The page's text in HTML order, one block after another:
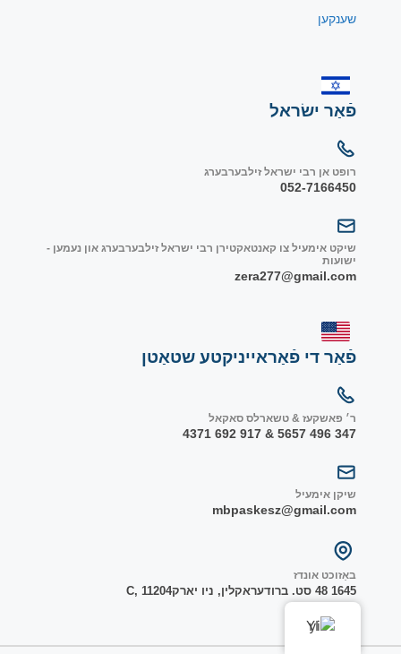
שענקען
פֿאַר ישׂראל
רופט אן רבי ישראל זילבערבערג
052-7166450
שיקט אימעיל צו קאנטאקטירן רבי ישראל זילבערבערג און נעמען -
ישועות
zera277@gmail.com
פֿאַר די פֿאַראייניקטע שטאַטן
ר׳ פאשקעז & טשארלס סאקאל
347 496 5657 & 917 692 4371
שיקן אימעיל
mbpaskesz@gmail.com
באַזוכט אונדז
1645 48 סט. ברודער אקלין, ניו יארק C, 11204
YI